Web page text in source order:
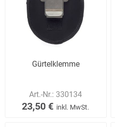
Gürtelklemme
Art.-Nr.: 330134
23,50 € inkl. MwSt.